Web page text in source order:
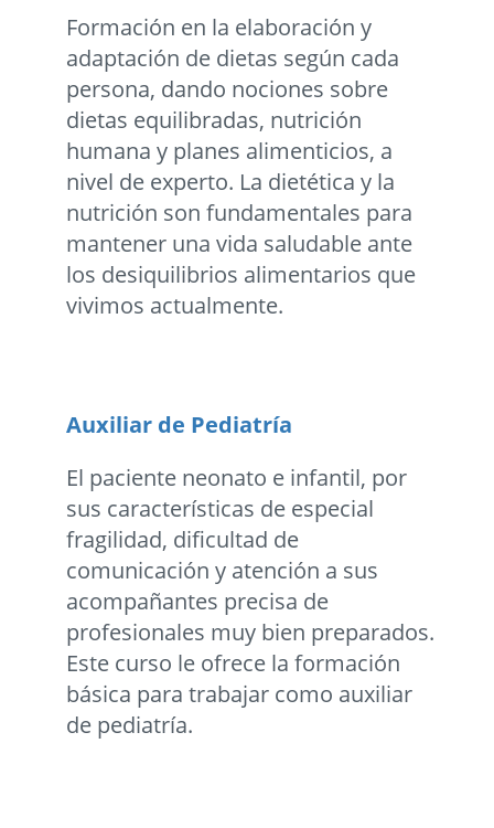
Formación en la elaboración y
adaptación de dietas según cada
persona, dando nociones sobre
dietas equilibradas, nutrición
humana y planes alimenticios, a
nivel de experto. La dietética y la
nutrición son fundamentales para
mantener una vida saludable ante
los desiquilibrios alimentarios que
vivimos actualmente.
Auxiliar de Pediatría
El paciente neonato e infantil, por
sus características de especial
fragilidad, dificultad de
comunicación y atención a sus
acompañantes precisa de
profesionales muy bien preparados.
Este curso le ofrece la formación
básica para trabajar como auxiliar
de pediatría.